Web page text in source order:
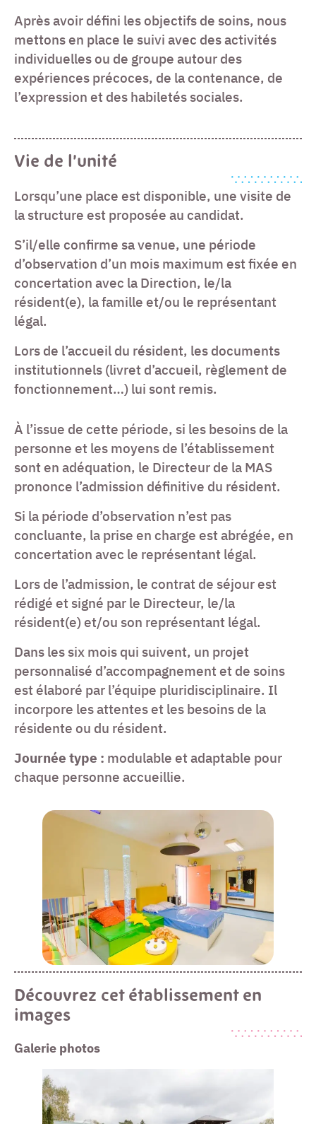
Après avoir défini les objectifs de soins, nous
mettons en place le suivi avec des activités
individuelles ou de groupe autour des
expériences précoces, de la contenance, de
l’expression et des habiletés sociales.
Vie de l’unité
Lorsqu’une place est disponible, une visite de
la structure est proposée au candidat.
S’il/elle confirme sa venue, une période
d’observation d’un mois maximum est fixée en
concertation avec la Direction, le/la
résident(e), la famille et/ou le représentant
légal.
Lors de l’accueil du résident, les documents
institutionnels (livret d’accueil, règlement de
fonctionnement…) lui sont remis.
À l’issue de cette période, si les besoins de la
personne et les moyens de l’établissement
sont en adéquation, le Directeur de la MAS
prononce l’admission définitive du résident.
Si la période d’observation n’est pas
concluante, la prise en charge est abrégée, en
concertation avec le représentant légal.
Lors de l’admission, le contrat de séjour est
rédigé et signé par le Directeur, le/la
résident(e) et/ou son représentant légal.
Dans les six mois qui suivent, un projet
personnalisé d’accompagnement et de soins
est élaboré par l’équipe pluridisciplinaire. Il
incorpore les attentes et les besoins de la
résidente ou du résident.
Journée type : modulable et adaptable pour
chaque personne accueillie.
Découvrez cet établissement en
images
Galerie photos